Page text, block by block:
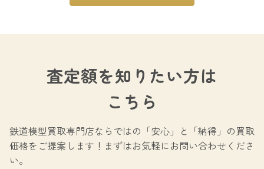
査定額を知りたい方は
こちら
鉄道模型買取専門店ならではの 「安心」と「納得」の買取
価格をご提案します！ まずはお気軽にお問い合わせくださ
い。